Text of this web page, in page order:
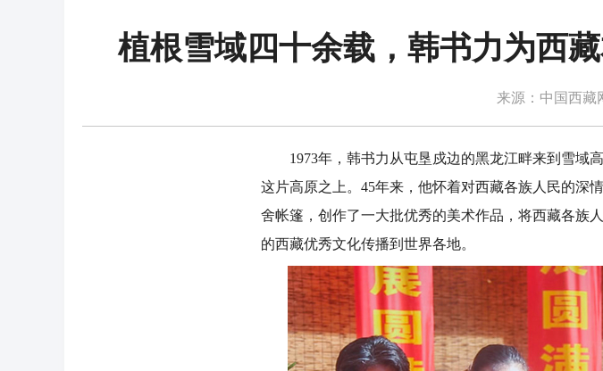
植根雪域四十余载，韩书力为西
来源：中国西藏
1973年，韩书力从屯垦戍边的黑龙江畔来到雪域
这片高原之上。45年来，他怀着对西藏各族人民的深
舍帐篷，创作了一大批优秀的美术作品，将西藏各族
的西藏优秀文化传播到世界各地。